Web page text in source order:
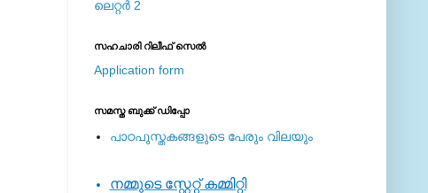
ലെറ്റര്‍ 2
സഹചാരി റിലീഫ് സെല്‍
Application form
സമസ്ത ബുക്ക് ഡിപ്പോ
പാഠപുസ്തകങ്ങളുടെ പേരും വിലയും
നമ്മുടെ സ്റ്റേറ്റ് കമ്മിറ്റി